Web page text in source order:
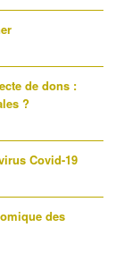
de dons :
?
Covid-19
des